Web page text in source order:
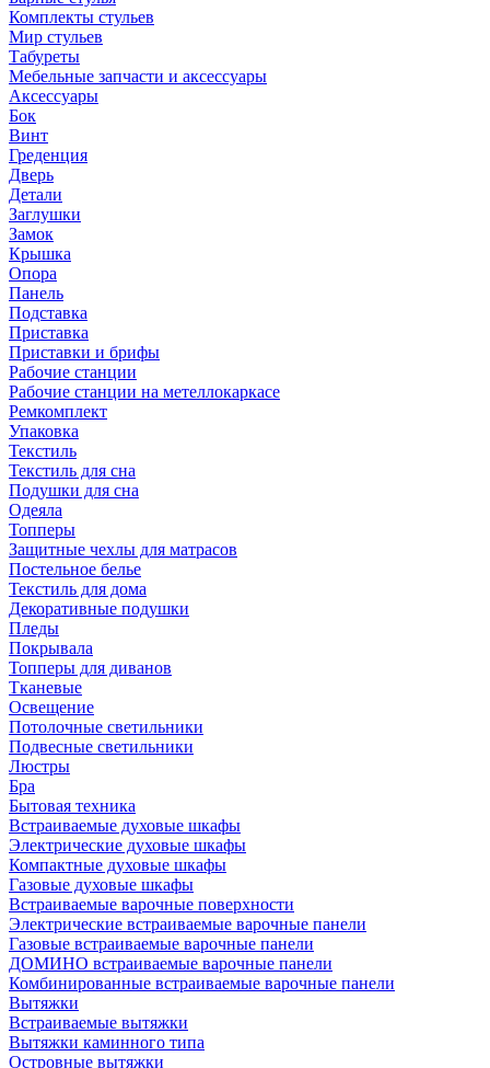
Комплекты стульев
Мир стульев
Табуреты
Мебельные запчасти и аксессуары
Аксессуары
Бок
Винт
Греденция
Дверь
Детали
Заглушки
Замок
Крышка
Опора
Панель
Подставка
Приставка
Приставки и брифы
Рабочие станции
Рабочие станции на метеллокаркасе
Ремкомплект
Упаковка
Текстиль
Текстиль для сна
Подушки для сна
Одеяла
Топперы
Защитные чехлы для матрасов
Постельное белье
Текстиль для дома
Декоративные подушки
Пледы
Покрывала
Топперы для диванов
Тканевые
Освещение
Потолочные светильники
Подвесные светильники
Люстры
Бра
Бытовая техника
Встраиваемые духовые шкафы
Электрические духовые шкафы
Компактные духовые шкафы
Газовые духовые шкафы
Встраиваемые варочные поверхности
Электрические встраиваемые варочные панели
Газовые встраиваемые варочные панели
ДОМИНО встраиваемые варочные панели
Комбинированные встраиваемые варочные панели
Вытяжки
Встраиваемые вытяжки
Вытяжки каминного типа
Островные вытяжки